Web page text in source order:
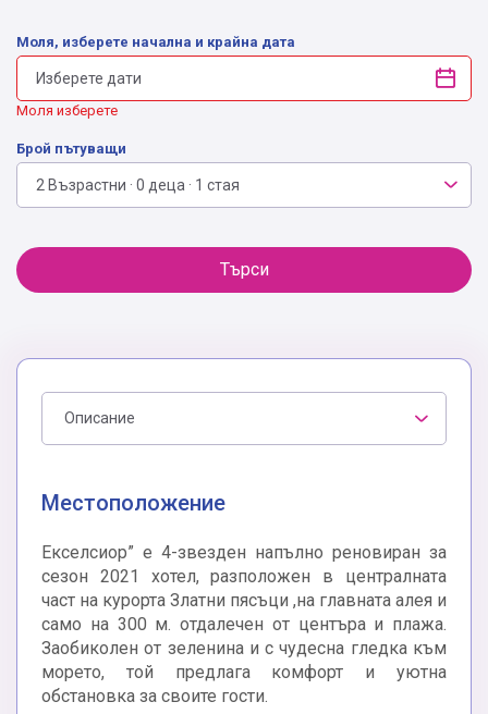
Моля, изберете начална и крайна дата
Моля изберете
Брой пътуващи
2 Възрастни · 0 деца · 1 стая
Търси
Описание
Местоположение
Екселсиор” е 4-звезден напълно реновиран за
сезон 2021 хотел, разположен в централната
част на курорта Златни пясъци ,на главната алея и
само на 300 м. отдалечен от центъра и плажа.
Заобиколен от зеленина и с чудесна гледка към
морето, той предлага комфорт и уютна
обстановка за своите гости.